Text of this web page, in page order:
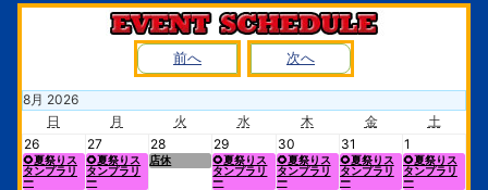
前へ 次へ
8月 2026
日
月 火 水 木 金
土
26
🌻夏祭りス
タンプラリ
ー
27
🌻夏祭りス
タンプラリ
ー
28
店休
29
🌻夏祭りス
タンプラリ
ー
30
🌻夏祭りス
タンプラリ
ー
31
🌻夏祭りス
タンプラリ
ー
1
🌻夏祭りス
タンプラリ
ー